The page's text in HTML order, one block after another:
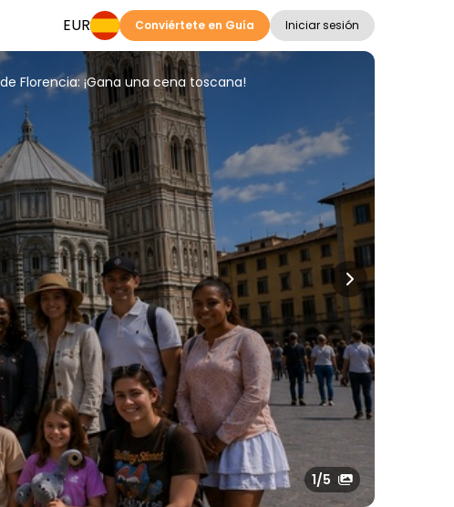
EUR Conviértete en Guía Iniciar sesión
Florencia: ¡Gana una cena toscana!
1/5